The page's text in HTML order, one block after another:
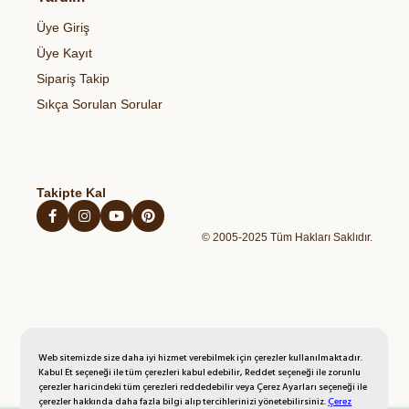
Web sitemizde size daha iyi hizmet verebilmek için çerezler kullanılmaktadır.
Kabul Et seçeneği ile tüm çerezleri kabul edebilir, Reddet seçeneği ile zorunlu
çerezler haricindeki tüm çerezleri reddedebilir veya Çerez Ayarları seçeneği ile
çerezler hakkında daha fazla bilgi alıp tercihlerinizi yönetebilirsiniz.Çerez
Gıdalardaki Pestisitler ve Sağlık Riskleri
Blog
Sağlıklı Atıştırmalıklar
Kahvaltılıklar
Hazır Unlu Mamulleri
Açık Rıza Metni
Kişisel Verilerin Korunması Politikası
İptal İade Şartları
Mesafeli Satış Sözleşmesi
Üye Giriş
Üye Kayıt
Sipariş Takip
Sıkça Sorulan Sorular
Takipte Kal
© 2005-2025 Tüm Hakları Saklıdır.